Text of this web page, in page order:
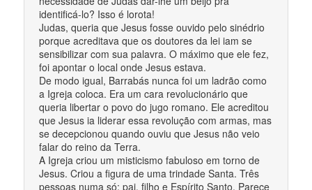
identificá-lo? Isso é lorota!
Judas, queria que Jesus fosse ouvido pelo sinédrio
porque acreditava que os doutores da lei iam se
sensibilizar com sua palavra. O máximo que ele fez,
foi apontar o local onde Jesus estava.
De modo igual, Barrabás nunca foi um ladrão como
a Igreja coloca. Era um cara revolucionário que
queria libertar o povo do jugo romano. Ele acreditou
que Jesus ia liderar essa revolução com armas, mas
se decepcionou quando ouviu que Jesus não veio
falar do reino da Terra.
A Igreja criou um misticismo fabuloso em torno de
Jesus. Criou a figura de uma trindade Santa. Três
pessoas numa só: pai, filho e Espírito Santo. Parece